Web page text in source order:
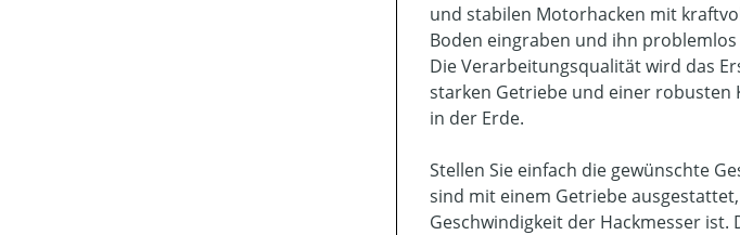
und stabilen Motorhacken mit
Boden eingraben und ihn problemlos
Die Verarbeitungsqualität wird das
starken Getriebe und einer
in der Erde.
Stellen Sie einfach die gewünschte
sind mit einem Getriebe
Geschwindigkeit der Hackmesser